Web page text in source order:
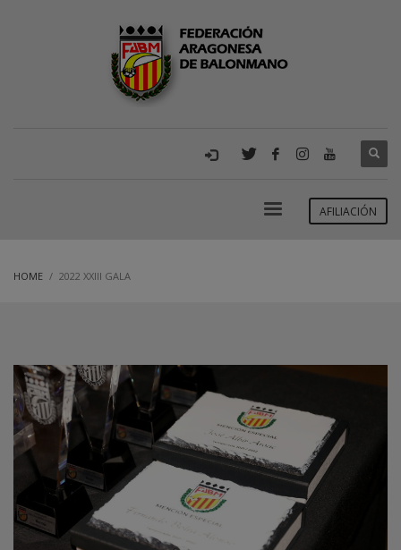
AFILIACIÓN
HOME 2022 XXIII GALA